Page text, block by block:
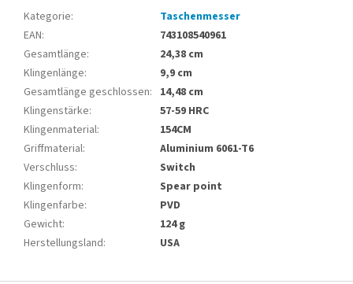
Kategorie:
Taschenmesser
EAN:
743108540961
Gesamtlänge:
24,38 cm
Klingenlänge:
9,9 cm
Gesamtlänge geschlossen: 14,48 cm
Klingenstärke:
57-59 HRC
Klingenmaterial:
154CM
Griffmaterial:
Aluminium 6061-T6
Verschluss:
Switch
Klingenform:
Spear point
Klingenfarbe:
PVD
Gewicht:
124 g
Herstellungsland: USA